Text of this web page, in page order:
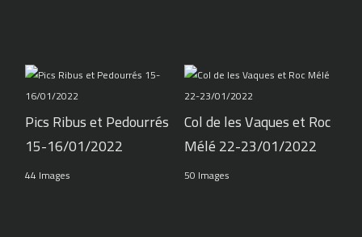
Pics Ribus et Pedourrés
15-16/01/2022
44 Images
Col de les Vaques et Roc
Mélé 22-23/01/2022
50 Images